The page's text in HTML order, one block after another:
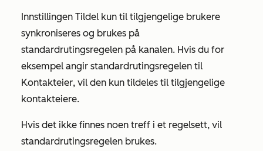
Innstillingen Tildel kun til tilgjengelige brukere
synkroniseres og brukes på
standardrutingsregelen på kanalen. Hvis du for
eksempel angir standardrutingsregelen til
Kontakteier, vil den kun tildeles til tilgjengelige
kontakteiere.
Hvis det ikke finnes noen treff i et regelsett, vil
standardrutingsregelen brukes.